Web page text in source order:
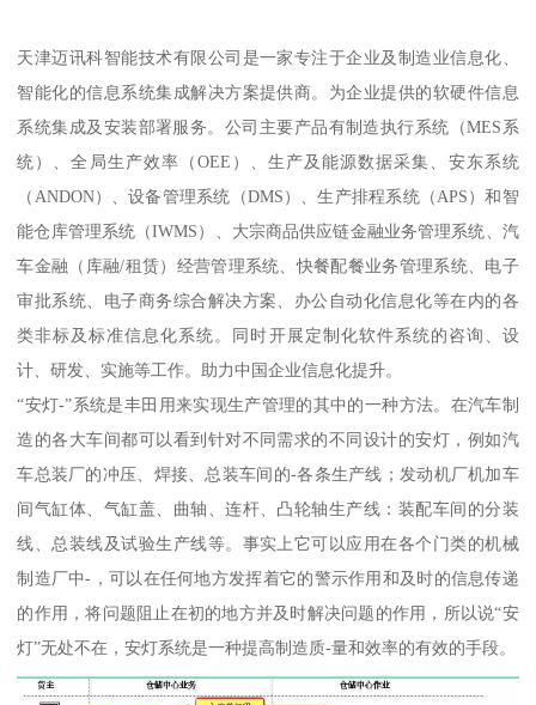
天津迈讯科智能技术有限公司是一家专注于企业及制造业信息化、
智能化的信息系统集成解决方案提供商。为企业提供的软硬件信息
系统集成及安装部署服务。公司主要产品有制造执行系统（MES系
统）、全局生产效率（OEE）、生产及能源数据采集、安东系统
（ANDON）、设备管理系统（DMS）、生产排程系统（APS）和智
能仓库管理系统（IWMS）、大宗商品供应链金融业务管理系统、汽
车金融（库融/租赁）经营管理系统、快餐配餐业务管理系统、电子
审批系统、电子商务综合解决方案、办公自动化信息化等在内的各
类非标及标准信息化系统。同时开展定制化软件系统的咨询、设
计、研发、实施等工作。助力中国企业信息化提升。
“安灯-”系统是丰田用来实现生产管理的其中的一种方法。在汽车制
造的各大车间都可以看到针对不同需求的不同设计的安灯，例如汽
车总装厂的冲压、焊接、总装车间的-各条生产线；发动机厂机加车
间气缸体、气缸盖、曲轴、连杆、凸轮轴生产线：装配车间的分装
线、总装线及试验生产线等。事实上它可以应用在各个门类的机械
制造厂中-，可以在任何地方发挥着它的警示作用和及时的信息传递
的作用，将问题阻止在初的地方并及时解决问题的作用，所以说“安
灯”无处不在，安灯系统是一种提高制造质-量和效率的有效的手段。